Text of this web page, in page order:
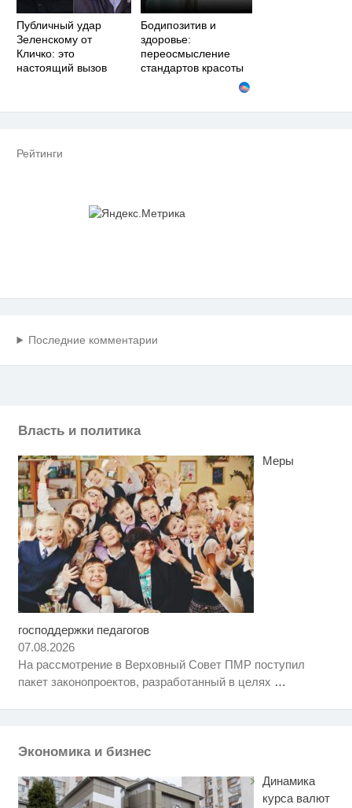
Публичный удар
Зеленскому от
Кличко: это
настоящий вызов
Бодипозитив и
здоровье:
переосмысление
стандартов красоты
Рейтинги
Последние комментарии
Власть и политика
Меры
господдержки педагогов
07.08.2026
На рассмотрение в Верховный Совет ПМР поступил
пакет законопроектов, разработанный в целях …
Экономика и бизнес
Динамика
курса валют
Ролик из Омска: вы будете
Что стало причиной громкого
взрыва в Москве 7 августа